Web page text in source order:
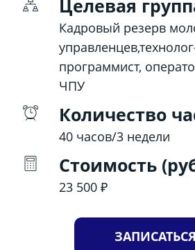
Целевая
Кадровый резерв
программист,
ЧПУ
Количество
40 часов/3 недели
Стоимость
23 500 ₽
ЗАПИСАТЬСЯ